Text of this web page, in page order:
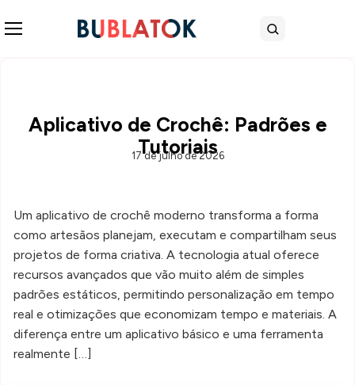
Buscar
Aplicativo de Crochê: Padrões e
Tutoriais
17 de julho de 2026
Um aplicativo de crochê moderno transforma a forma
como artesãos planejam, executam e compartilham seus
projetos de forma criativa. A tecnologia atual oferece
recursos avançados que vão muito além de simples
padrões estáticos, permitindo personalização em tempo
real e otimizações que economizam tempo e materiais. A
diferença entre um aplicativo básico e uma ferramenta
realmente […]